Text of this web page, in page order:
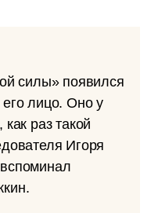
силы» появился
лицо. Оно у
раз такой
Игоря